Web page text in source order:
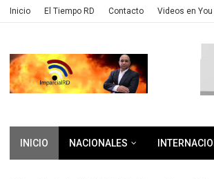
Inicio El Tiempo RD Contacto Videos en
INICIO NACIONALES